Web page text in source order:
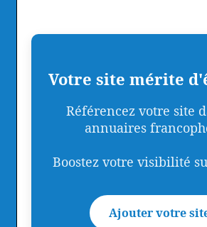
Votre site mérite
Référencez votre site
annuaires
Boostez votre visibilité
Ajouter votre